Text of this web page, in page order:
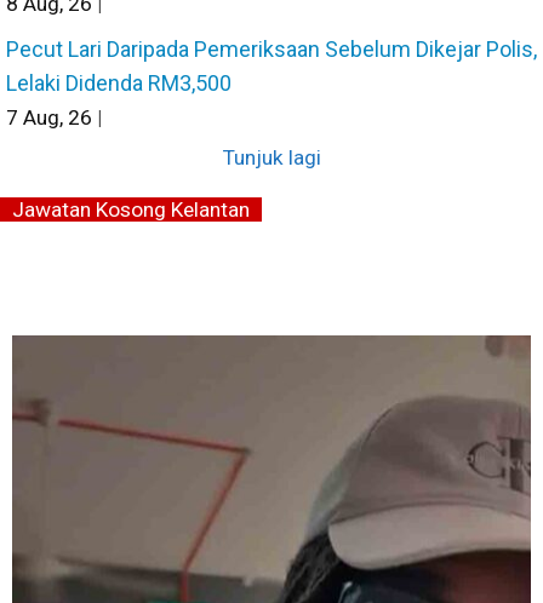
Pecut Lari Daripada Pemeriksaan Sebelum Dikejar Polis,
Lelaki Didenda RM3,500
7 Aug, 26 |
Tunjuk lagi
Jawatan Kosong Kelantan